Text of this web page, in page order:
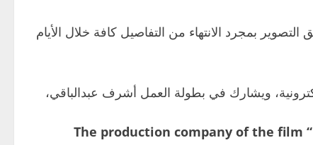
بمجرد الانتهاء من التفاصيل كافة خلال الأيام
ويشارك في بطولة العمل أشرف عبدالباقي،
The production company of the film